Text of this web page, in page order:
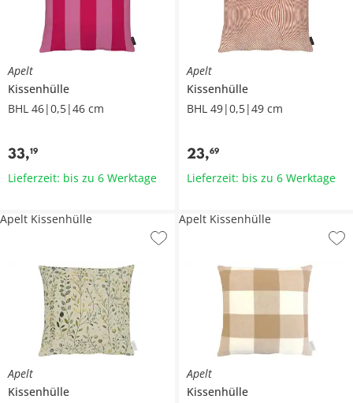
Apelt
Kissenhülle
BHL 46|0,5|46 cm
33,19
Lieferzeit: bis zu 6 Werktage
Apelt
Kissenhülle
BHL 49|0,5|49 cm
23,69
Lieferzeit: bis zu 6 Werktage
Apelt
Kissenhülle
Apelt Kissenhülle
Apelt
Kissenhülle
Apelt Kissenhülle